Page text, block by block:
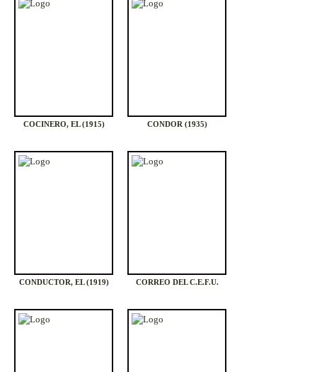
COCINERO, EL (1915) CONDOR (1935)
CONDUCTOR, EL (1919) CORREO DEL C.E.F.U.